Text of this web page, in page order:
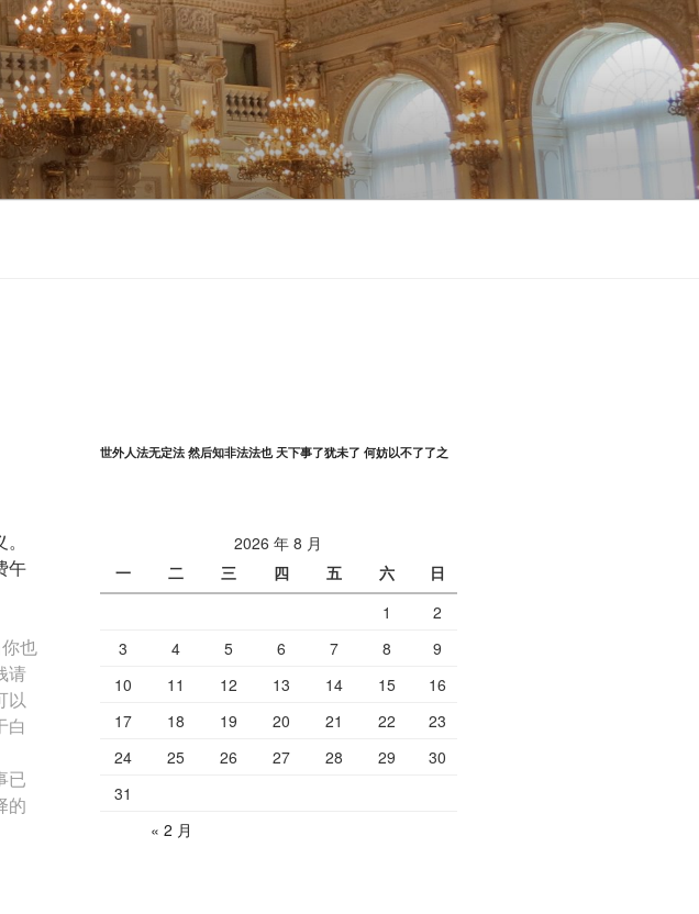
午
也
请
以
白
已
的
世外人法无定法 然后知非法法也 天下事了犹未了 何妨以不了了之
2026 年 8 月
一
二 三 四 五 六
日
1
2
3
4 5 6 7 8
9
10
11 12 13 14 15
16
17
18 19 20 21 22
23
24
25 26 27 28 29
30
31
« 2 月